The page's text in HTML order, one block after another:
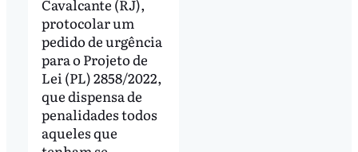
Cavalcante (RJ),
protocolar um
pedido de urgência
para o Projeto de
Lei (PL) 2858/2022,
que dispensa de
penalidades todos
aqueles que